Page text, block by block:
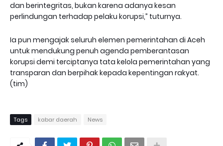
dan berintegritas, bukan karena adanya kesan
perlindungan terhadap pelaku korupsi,” tuturnya.
Ia pun mengajak seluruh elemen pemerintahan di Aceh
untuk mendukung penuh agenda pemberantasan
korupsi demi terciptanya tata kelola pemerintahan yang
transparan dan berpihak kepada kepentingan rakyat.
(tim)
Tags kabar daerah News